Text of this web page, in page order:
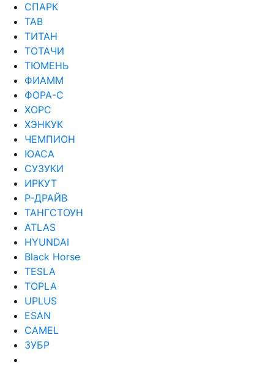
СПАРК
ТАВ
ТИТАН
ТОТАЧИ
ТЮМЕНЬ
ФИАММ
ФОРА-С
ХОРС
ХЭНКУК
ЧЕМПИОН
ЮАСА
СУЗУКИ
ИРКУТ
Р-ДРАЙВ
ТАНГСТОУН
ATLAS
HYUNDAI
Black Horse
TESLA
TOPLA
UPLUS
ESAN
CAMEL
ЗУБР